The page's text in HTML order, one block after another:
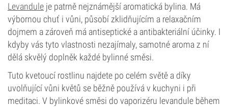
Levandule je patrně nejznámější aromatická bylina. Má
výbornou chuť i vůni, působí zklidňujícím a relaxačním
dojmem a zároveň má antiseptické a antibakteriální účinky. I
kdyby vás tyto vlastnosti nezajímaly, samotné aroma z ní
dělá skvělý doplněk každé bylinné směsi.
Tuto kvetoucí rostlinu najdete po celém světě a díky
uvolňující vůni květů se běžně používá v kuchyni i při
meditaci. V bylinkové směsi do vaporizéru levandule během